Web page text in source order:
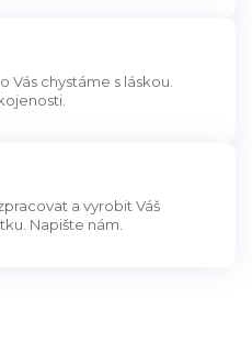
chystáme s láskou.
a vyrobit Váš
Napište nám.